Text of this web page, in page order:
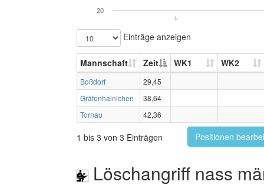
1.
20
Einträge anzeigen
Mannschaft Zeit WK1 WK2
Boßdorf
29,45
Gräfenhainichen
38,64
Tornau
42,36
1 bis 3 von 3 Einträgen Positionen
Löschangriff nass